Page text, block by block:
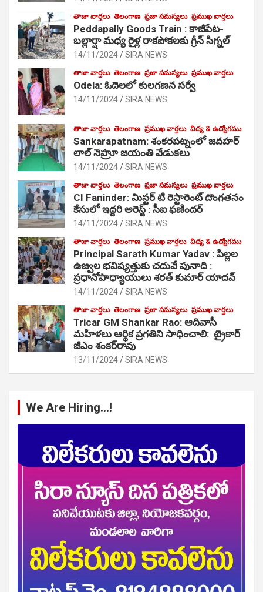
తాజా వార్తలు తెలంగాణ ప్రజా సమస్యలు ప్రముఖ వార్తలు
Peddapally Goods Train : కాజీపేట-
బల్లార్షా మధ్య రైళ్ల రాకపోకలకు గ్రీన్ సిగ్నల్
14/11/2024 SIRA NEWS
తాజా వార్తలు తెలంగాణ ప్రజా సమస్యలు ప్రముఖ వార్తలు
Odela: ఓదెలలో కులగణన సర్వే
14/11/2024 SIRA NEWS
తాజా వార్తలు తెలంగాణ ప్రముఖ వార్తలు విద్య & ఉద్యోగము
Sankarapatnam: శంకరపట్నంలో జవహర్
లాల్ నెహ్రూ జయంతి వేడుకలు
14/11/2024 SIRA NEWS
తాజా వార్తలు తెలంగాణ ప్రజా సమస్యలు ప్రముఖ వార్తలు
CI Faninder: మిస్టర్ టి రెస్టారెంట్ దొంగతనం
కేసులో ఇద్దరి అరెస్ట్ : సీఐ ఫణిందర్
14/11/2024 SIRA NEWS
తాజా వార్తలు తెలంగాణ ప్రముఖ వార్తలు విద్య & ఉద్యోగము
Principal Sarath Kumar Yadav : పిల్లల
ఉజ్వల భవిష్యత్తుకు చదువే పునాది :
ప్రధానోపాధ్యాయులు శరత్ కుమార్ యాదవ్
14/11/2024 SIRA NEWS
తాజా వార్తలు తెలంగాణ ప్రజా సమస్యలు ప్రముఖ వార్తలు
Tricar GM Shankar Rao: ఆదివాసీ
మహిళలు ఆర్థిక ప్రగతిని సాధించాలి: ట్రైకార్
జీఎం శంకర్‌రావు
13/11/2024 SIRA NEWS
We Are Hiring…!